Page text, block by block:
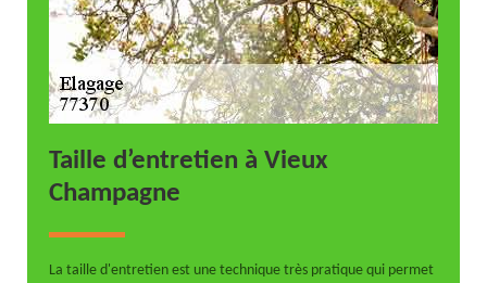
Taille d’entretien à Vieux
Champagne
La taille d'entretien est une technique très pratique qui permet